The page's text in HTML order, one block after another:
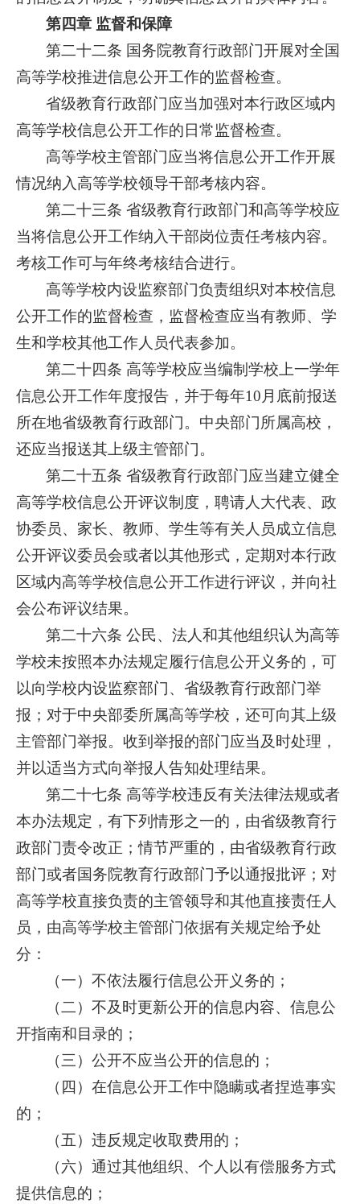
第四章 监督和保障
第二十二条 国务院教育行政部门开展对全国
高等学校推进信息公开工作的监督检查。
省级教育行政部门应当加强对本行政区域内
高等学校信息公开工作的日常监督检查。
高等学校主管部门应当将信息公开工作开展
情况纳入高等学校领导干部考核内容。
第二十三条 省级教育行政部门和高等学校应
当将信息公开工作纳入干部岗位责任考核内容。
考核工作可与年终考核结合进行。
高等学校内设监察部门负责组织对本校信息
公开工作的监督检查，监督检查应当有教师、学
生和学校其他工作人员代表参加。
第二十四条 高等学校应当编制学校上一学年
信息公开工作年度报告，并于每年10月底前报送
所在地省级教育行政部门。中央部门所属高校，
还应当报送其上级主管部门。
第二十五条 省级教育行政部门应当建立健全
高等学校信息公开评议制度，聘请人大代表、政
协委员、家长、教师、学生等有关人员成立信息
公开评议委员会或者以其他形式，定期对本行政
区域内高等学校信息公开工作进行评议，并向社
会公布评议结果。
第二十六条 公民、法人和其他组织认为高等
学校未按照本办法规定履行信息公开义务的，可
以向学校内设监察部门、省级教育行政部门举
报；对于中央部委所属高等学校，还可向其上级
主管部门举报。收到举报的部门应当及时处理，
并以适当方式向举报人告知处理结果。
第二十七条 高等学校违反有关法律法规或者
本办法规定，有下列情形之一的，由省级教育行
政部门责令改正；情节严重的，由省级教育行政
部门或者国务院教育行政部门予以通报批评；对
高等学校直接负责的主管领导和其他直接责任人
员，由高等学校主管部门依据有关规定给予处
分：
（一）不依法履行信息公开义务的；
（二）不及时更新公开的信息内容、信息公
开指南和目录的；
（三）公开不应当公开的信息的；
（四）在信息公开工作中隐瞒或者捏造事实
的；
（五）违反规定收取费用的；
（六）通过其他组织、个人以有偿服务方式
提供信息的；